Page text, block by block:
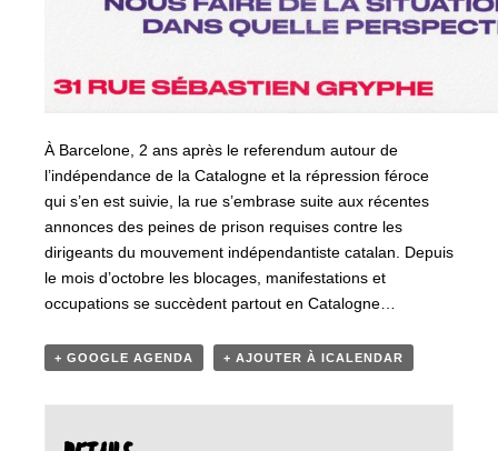
À Barcelone, 2 ans après le referendum autour de
l’indépendance de la Catalogne et la répression féroce
qui s’en est suivie, la rue s’embrase suite aux récentes
annonces des peines de prison requises contre les
dirigeants du mouvement indépendantiste catalan. Depuis
le mois d’octobre les blocages, manifestations et
occupations se succèdent partout en Catalogne…
+ GOOGLE AGENDA + AJOUTER À ICALENDAR